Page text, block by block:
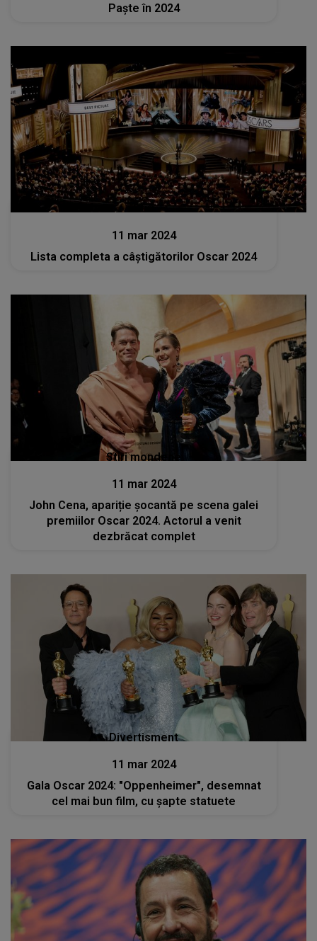
Paște în 2024
Stiri
11 mar 2024
Lista completa a câștigătorilor Oscar 2024
Stiri mondene
11 mar 2024
John Cena, apariție șocantă pe scena galei
premiilor Oscar 2024. Actorul a venit
dezbrăcat complet
Divertisment
11 mar 2024
Gala Oscar 2024: "Oppenheimer", desemnat
cel mai bun film, cu şapte statuete